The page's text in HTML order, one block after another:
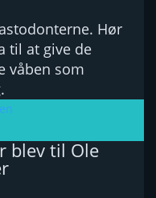
Hør
til at give de
våben som
blev til Ole